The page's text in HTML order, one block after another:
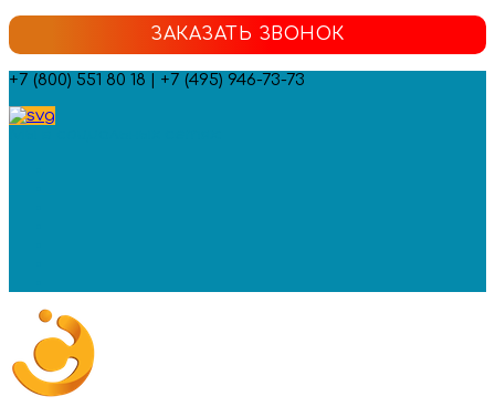
ЗАКАЗАТЬ ЗВОНОК
+7 (800) 551 80 18 | +7 (495) 946-73-73